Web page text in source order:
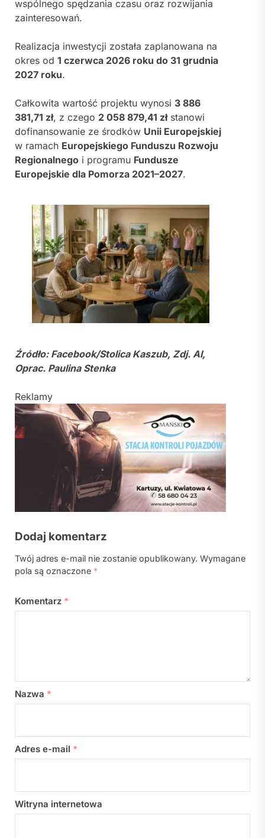
wspólnego spędzania czasu oraz rozwijania
zainteresowań.
Realizacja inwestycji została zaplanowana na
okres od 1 czerwca 2026 roku do 31 grudnia
2027 roku.
Całkowita wartość projektu wynosi 3 886
381,71 zł, z czego 2 058 879,41 złstanowi
dofinansowanie ze środków Unii Europejskiej
w ramach Europejskiego Funduszu Rozwoju
Regionalnego i programu Fundusze
Europejskie dla Pomorza 2021–2027.
Źródło: Facebook/Stolica Kaszub, Zdj. AI,
Oprac. Paulina Stenka
Reklamy
Dodaj komentarz
Twój adres e-mail nie zostanie opublikowany. Wymagane
pola są oznaczone *
Komentarz *
Nazwa *
Adres e-mail *
Witryna internetowa